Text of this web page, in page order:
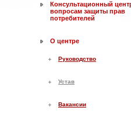
Консультационный
вопросам защиты прав
потребителей
О центре
Руководство
Устав
Вакансии